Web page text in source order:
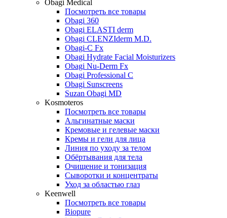
Obagi Medical
Посмотреть все товары
Obagi 360
Obagi ELASTI derm
Obagi CLENZIderm M.D.
Obagi-C Fx
Obagi Hydrate Facial Moisturizers
Obagi Nu-Derm Fx
Obagi Professional C
Obagi Sunscreens
Suzan Obagi MD
Kosmoteros
Посмотреть все товары
Альгинатные маски
Кремовые и гелевые маски
Кремы и гели для лица
Линия по уходу за телом
Обёртывания для тела
Очищение и тонизация
Сыворотки и концентраты
Уход за областью глаз
Keenwell
Посмотреть все товары
Biopure